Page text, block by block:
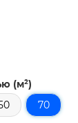
(м²)
70